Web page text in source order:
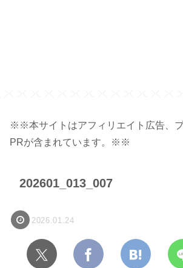
※※本サイトはアフィリエイト広告、プ
PRが含まれています。※※
202601_013_007
2026.01.24